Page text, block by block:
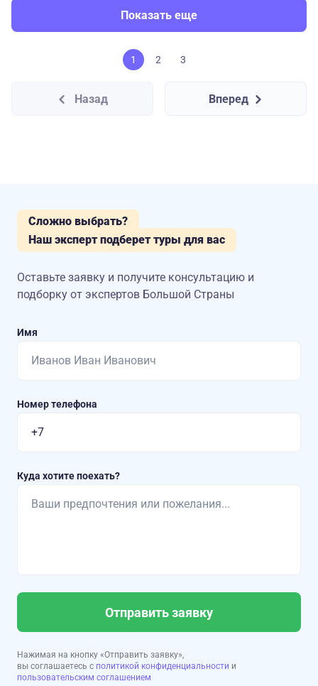
Показать еще
1 2 3
Назад Вперед
Сложно выбрать?
Наш эксперт подберет туры для вас
Оставьте заявку и получите консультацию и
подборку от экспертов Большой Страны
Имя
Номер телефона
Куда хотите поехать?
Отправить заявку
Нажимая на кнопку «Отправить заявку»,
вы соглашаетесь с политикой конфиденциальности и
пользовательским соглашением